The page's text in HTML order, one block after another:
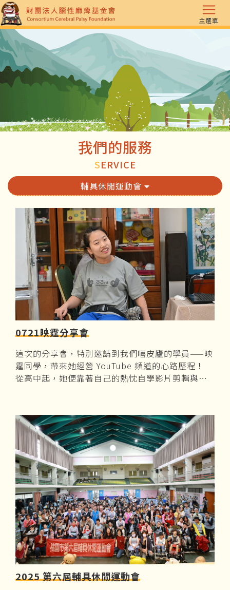
主選單
我們的服務
SERVICE
輔具休閒運動會
0721映霆分享會
這次的分享會，特別邀請到我們嘻皮廬的學員——映
霆同學，帶來她經營 YouTube 頻道的心路歷程！
從高中起，她便靠著自己的熱忱自學影片剪輯與上
2025 第六屆輔具休閒運動會